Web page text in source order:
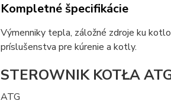
Kompletné špecifikácie
Výmenniky tepla, záložné zdroje ku
príslušenstva pre kúrenie a kotly.
STEROWNIK KOTŁA
ATG